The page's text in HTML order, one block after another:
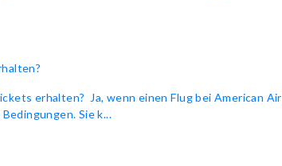
erhalten? Ja, wenn einen Flug bei American
Sie k...